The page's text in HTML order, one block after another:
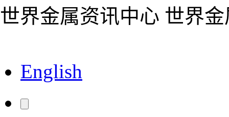
世界金属资讯中心 世界
English